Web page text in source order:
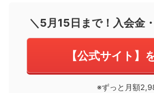
＼5月15日まで！入会金
【公式サイト】
※ずっと月額